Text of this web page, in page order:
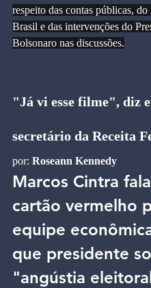
respeito das contas públicas, do
Brasil e das intervenções do
Bolsonaro nas discussões.
"Já vi esse filme", diz
secretário da Receita
por: Roseann Kennedy
Marcos Cintra
cartão vermelho
equipe
que presidente
"angústia